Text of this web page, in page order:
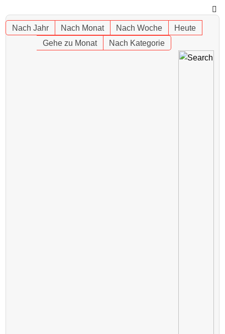
Nach Jahr Nach Monat Nach Woche
Heute
Gehe zu Monat
Nach Kategorie